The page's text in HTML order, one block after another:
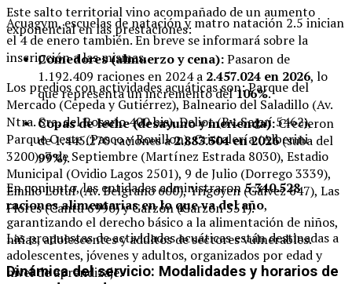
Acuagym, escuelas de natación y matro natación 2.5 inician
el 4 de enero también. En breve se informará sobre la
inscripción a las mismas.
Los predios con actividades acuáticas son: Parque del
Mercado (Cepeda y Gutiérrez), Balneario del Saladillo (Av.
Ntra. Sra. del Rosario 400 bis), Deliot (Bv. Seguí 5462),
Parque Oeste (Pasco y Rouillon), Cristalería (Alberini
3200), 7 de Septiembre (Martínez Estrada 8030), Estadio
Municipal (Ovidio Lagos 2501), 9 de Julio (Dorrego 3339),
Emilio Lotuf (Av. Belgrano 600), Yrigoyen (Gálvez 647), Las
Flores (Cantú 6990) y Garzón (Garzón 351).
Las propuestas de actividades acuáticas están destinadas a
adolescentes, jóvenes y adultos, organizados por edad y
nivel de aprendizaje.
Este salto territorial vino acompañado de un aumento
exponencial en las prestaciones:
Comedores (almuerzo y cena):Pasaron de
1.192.409 raciones en 2024 a 2.457.024 en 2026, lo
que representa un incremento del106%.
Copas de leche (desayuno y merienda):Crecieron
de 1.445.270 raciones a2.883.504 en 2026(suba del
99%).
En conjunto, las entidades administraron5.340.528
raciones alimentarias en lo que va del año,
garantizando el derecho básico a la alimentación de niños,
niñas, adolescentes y adultos de sectores vulnerables.
Dinámica del servicio: Modalidades y horarios de